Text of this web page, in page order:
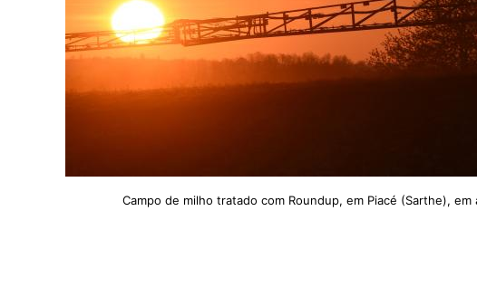
Campo de milho tratado com Roundup, em Piacé (Sarthe), em